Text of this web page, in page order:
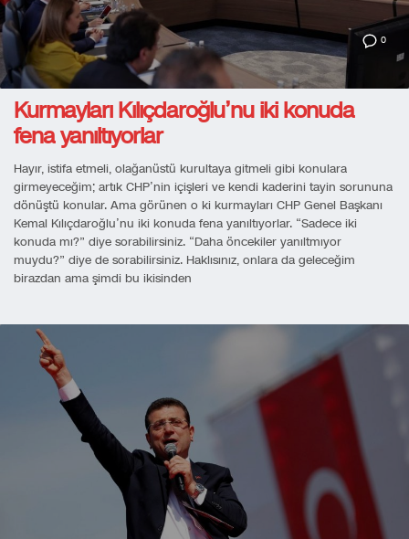
0
Kurmayları Kılıçdaroğlu’nu iki konuda
fena yanıltıyorlar
Hayır, istifa etmeli, olağanüstü kurultaya gitmeli gibi konulara
girmeyeceğim; artık CHP’nin içişleri ve kendi kaderini tayin sorununa
dönüştü konular. Ama görünen o ki kurmayları CHP Genel Başkanı
Kemal Kılıçdaroğlu’nu iki konuda fena yanıltıyorlar. “Sadece iki
konuda mı?” diye sorabilirsiniz. “Daha öncekiler yanıltmıyor
muydu?” diye de sorabilirsiniz. Haklısınız, onlara da geleceğim
birazdan ama şimdi bu ikisinden